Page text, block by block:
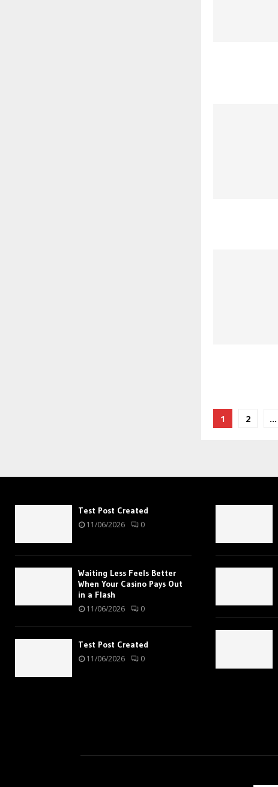
Posts
1 2 …
Test Post Created
11/06/2026 0
Waiting Less Feels Better
When Your Casino Pays Out
in a Flash
11/06/2026 0
Test Post Created
11/06/2026 0